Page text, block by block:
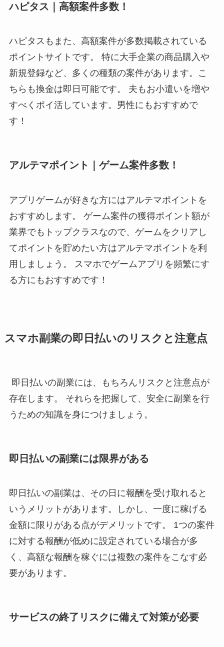
ハピタス｜高額案件多数！
ハピタスもまた、高額案件が多数掲載されている
ポイントサイトです。 特に大手企業の商品購入や
新規登録など、多くの種類の案件があります。こ
ちらも換金は即日可能です。 夫もお小遣いを増や
すべくポイ活しています。男性にもおすすめで
す！
アルテマポイント｜ゲーム案件多数！
アプリゲームが好きな方にはアルテマポイントを
おすすめします。 ゲーム案件の獲得ポイント額が
業界でもトップクラスなので、ゲームをクリアし
てポイントを貯めたい方はアルテマポイントを利
用しましょう。 スマホでゲームアプリを頻繁にす
る方にもおすすめです！
スマホ副業の即日払いのリスクと注意点
即日払いの副業には、もちろんリスクと注意点が
存在します。 それらを把握して、安全に副業を行
うための知識を身につけましょう。
即日払いの副業には限界がある
即日払いの副業は、その日に報酬を受け取れると
いうメリットがあります。しかし、 一度に稼げる
金額に限りがある 点がデメリットです。 1つの案件
に対する報酬が低めに設定されている場合が多
く、高額な報酬を稼ぐには複数の案件をこなす必
要があります。
サービスの終了リスクに備えて対策が必要